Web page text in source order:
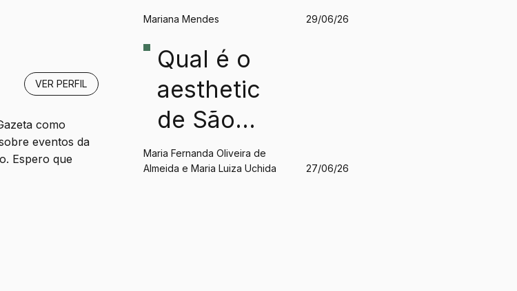
como
eventos da
Espero que
VER PERFIL
Mariana Mendes 29/06/26
Qual é o
aesthetic
de São
Paulo?
Maria Fernanda Oliveira de
Almeida e Maria Luiza Uchida
27/06/26